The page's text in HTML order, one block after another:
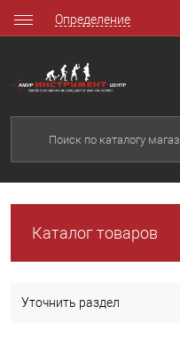
Определение
Каталог товаров
Уточнить раздел